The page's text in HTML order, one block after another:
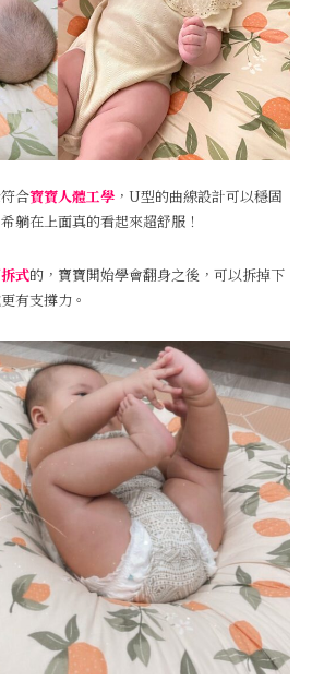
合寶寶人體工學 ，U型的曲線設計可以穩固
躺在上面真的看起來超舒服！
式的，寶寶開始學會翻身之後，可以拆掉下
有支撐力。